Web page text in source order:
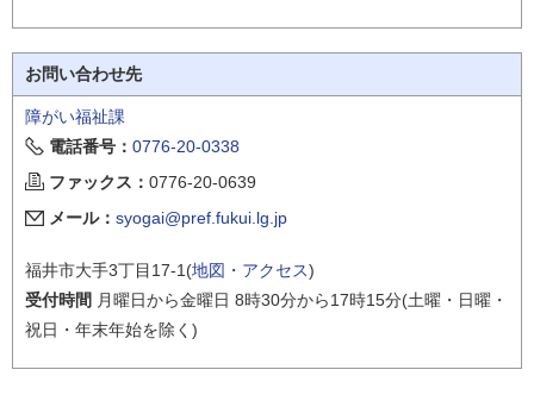
お問い合わせ先
障がい福祉課
電話番号： 0776-20-0338
ファックス： 0776-20-0639
メール： syogai@pref.fukui.lg.jp
福井市大手3丁目17-1(地図・アクセス)
受付時間 月曜日から金曜日 8時30分から17時15分(土曜・日曜・
祝日・年末年始を除く)